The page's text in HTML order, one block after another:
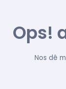
Ops!
Nos dê